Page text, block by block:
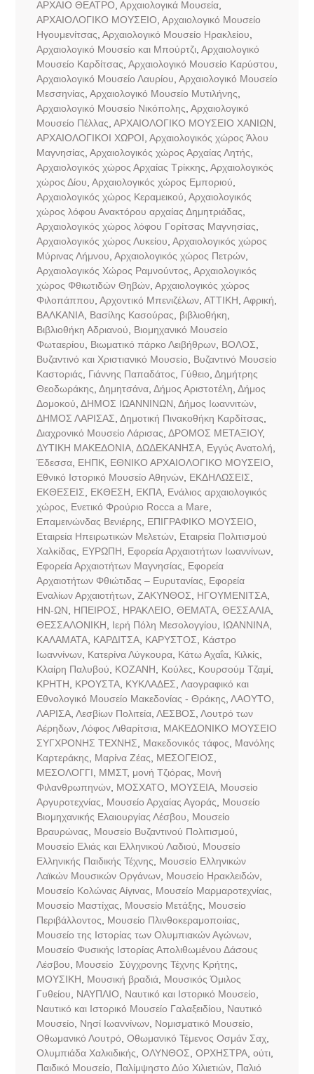
ΑΡΧΑΙΟ ΘΕΑΤΡΟ Αρχαιολογικά Μουσεία,
ΑΡΧΑΙΟΛΟΓΙΚΟ ΜΟΥΣΕΙΟ Αρχαιολογικό Μουσείο
Ηγουμενίτσας Αρχαιολογικό Μουσείο Ηρακλείου
Αρχαιολογικό Μουσείο και Μπούρτζι, Αρχαιολογικό
Μουσείο Καρδίτσας Αρχαιολογικό Μουσείο Καρύστου
Αρχαιολογικό Μουσείο Λαυρίου Αρχαιολογικό Μουσείο
Μεσσηνίας Αρχαιολογικό Μουσείο Μυτιλήνης
Αρχαιολογικό Μουσείο Νικόπολης Αρχαιολογικό
Μουσείο Πέλλας ΑΡΧΑΙΟΛΟΓΙΚΟ ΜΟΥΣΕΙΟ ΧΑΝΙΩΝ
ΑΡΧΑΙΟΛΟΓΙΚΟΙ ΧΩΡΟΙ Αρχαιολογικός χώρος Άλου
Μαγνησίας Αρχαιολογικός χώρος Αρχαίας Λητής
Αρχαιολογικός χώρος Αρχαίας Τρίκκης Αρχαιολογικός
χώρος Δίου Αρχαιολογικός χώρος Εμποριού
Αρχαιολογικός χώρος Κεραμεικού Αρχαιολογικός
χώρος λόφου Ανακτόρου αρχαίας Δημητριάδας
Αρχαιολογικός χώρος λόφου Γορίτσας Μαγνησίας
Αρχαιολογικός χώρος Λυκείου Αρχαιολογικός χώρος
Μύρινας Λήμνου Αρχαιολογικός χώρος Πετρών,
Αρχαιολογικός Χώρος Ραμνούντος Αρχαιολογικός
χώρος Φθιωτιδών Θηβών, Αρχαιολογικός χώρος
Φιλοπάππου Αρχοντικό Μπενιζέλων, ΑΤΤΙΚΗ Αφρική
ΒΑΛΚΑΝΙΑ, Βασίλης Κασούρας βιβλιοθήκη
Βιβλιοθήκη Αδριανού
Βιομηχανικό Μουσείο
Φωταερίου
Βιωματικό πάρκο Λειβήθρων, ΒΟΛΟΣ
Βυζαντινό και Χριστιανικό Μουσείο
Βυζαντινό Μουσείο
Καστοριάς
Γιάννης Παπαδάτος Γύθειο Δημήτρης
Θεοδωράκης Δημητσάνα, Δήμος Αριστοτέλη Δήμος
Δομοκού ΔΗΜΟΣ ΙΩΑΝΝΙΝΩΝ Δήμος Ιωαννιτών,
ΔΗΜΟΣ ΛΑΡΙΣΑΣ Δημοτική Πινακοθήκη Καρδίτσας
Διαχρονικό Μουσείο Λάρισας ΔΡΟΜΟΣ ΜΕΤΑΞΙΟΥ,
ΔΥΤΙΚΗ ΜΑΚΕΔΟΝΙΑ, ΔΩΔΕΚΑΝΗΣΑ, Εγγύς Ανατολή
Έδεσσα, ΕΗΠΚ, ΕΘΝΙΚΟ ΑΡΧΑΙΟΛΟΓΙΚΟ ΜΟΥΣΕΙΟ
Εθνικό Ιστορικό Μουσείο Αθηνών, ΕΚΔΗΛΩΣΕΙΣ
ΕΚΘΕΣΕΙΣ
ΕΚΘΕΣΗ ΕΚΠΑ, Ενάλιος αρχαιολογικός
χώρος
Ενετικό Φρούριο Rocca a Mare
Επαμεινώνδας Βενιέρης
ΕΠΙΓΡΑΦΙΚΟ ΜΟΥΣΕΙΟ
Εταιρεία Ηπειρωτικών Μελετών, Εταιρεία Πολιτισμού
Χαλκίδας
ΕΥΡΩΠΗ Εφορεία Αρχαιοτήτων Ιωαννίνων,
Εφορεία Αρχαιοτήτων Μαγνησίας
Εφορεία
Αρχαιοτήτων Φθιώτιδας – Ευρυτανίας
Εφορεία
Εναλίων Αρχαιοτήτων, ΖΑΚΥΝΘΟΣ ΗΓΟΥΜΕΝΙΤΣΑ,
ΗΝ-ΩΝ
ΗΠΕΙΡΟΣ ΗΡΑΚΛΕΙΟ ΘΕΜΑΤΑ, ΘΕΣΣΑΛΙΑ,
ΘΕΣΣΑΛΟΝΙΚΗ
Ιερή Πόλη Μεσολογγίου ΙΩΑΝΝΙΝΑ,
ΚΑΛΑΜΑΤΑ, ΚΑΡΔΙΤΣΑ, ΚΑΡΥΣΤΟΣ
Κάστρο
Ιωαννίνων, Κατερίνα Λύγκουρα, Κάτω Αχαΐα, Κιλκίς
Κλαίρη Παλυβού
ΚΟΖΑΝΗ Κούλες Κουρσούμ Τζαμί,
ΚΡΗΤΗ
ΚΡΟΥΣΤΑ, ΚΥΚΛΑΔΕΣ Λαογραφικό και
Εθνολογικό Μουσείο Μακεδονίας - Θράκης ΛΑΟΥΤΟ
ΛΑΡΙΣΑ, Λεσβίων Πολιτεία, ΛΕΣΒΟΣ Λουτρό των
Αέρηδων, Λόφος Λιθαρίτσια, ΜΑΚΕΔΟΝΙΚΟ ΜΟΥΣΕΙΟ
ΣΥΓΧΡΟΝΗΣ ΤΕΧΝΗΣ
Μακεδονικός τάφος
Μανόλης
Καρτεράκης
Μαρίνα Ζέας ΜΕΣΟΓΕΙΟΣ
ΜΕΣΟΛΟΓΓΙ
ΜΜΣΤ, μονή Τζιόρας
Μονή
Φιλανθρωπηνών, ΜΟΣΧΑΤΟ ΜΟΥΣΕΙΑ, Μουσείο
Αργυροτεχνίας
Μουσείο Αρχαίας Αγοράς
Μουσείο
Βιομηχανικής Ελαιουργίας Λέσβου
Μουσείο
Βραυρώνας
Μουσείο Βυζαντινού Πολιτισμού
Μουσείο Ελιάς και Ελληνικού Λαδιού
Μουσείο
Ελληνικής Παιδικής Τέχνης
Μουσείο Ελληνικών
Λαϊκών Μουσικών Οργάνων, Μουσείο Ηρακλειδών,
Μουσείο Κολώνας Αίγινας
Μουσείο Μαρμαροτεχνίας
Μουσείο Μαστίχας
Μουσείο Μετάξης
Μουσείο
Περιβάλλοντος
Μουσείο Πλινθοκεραμοποιίας
Μουσείο της Ιστορίας των Ολυμπιακών Αγώνων,
Μουσείο Φυσικής Ιστορίας Απολιθωμένου Δάσους
Λέσβου
Μουσείο Σύγχρονης Τέχνης Κρήτης
ΜΟΥΣΙΚΗ
Μουσική βραδιά, Μουσικός Όμιλος
Γυθείου
ΝΑΥΠΛΙΟ Ναυτικό και Ιστορικό Μουσείο
Ναυτικό και Ιστορικό Μουσείο Γαλαξειδίου
Ναυτικό
Μουσείο
Νησί Ιωαννίνων, Νομισματικό Μουσείο
Οθωμανικό Λουτρό Οθωμανικό Τέμενος Οσμάν Σαχ,
Ολυμπιάδα Χαλκιδικής ΟΛΥΝΘΟΣ ΟΡΧΗΣΤΡΑ, ούτι,
Παιδικό Μουσείο
Παλίμψηστο Δύο Χιλιετιών, Παλιό